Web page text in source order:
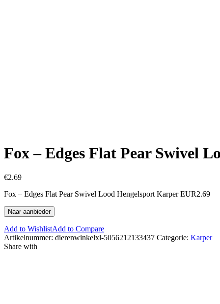
Fox – Edges Flat Pear Swivel
€2.69
Fox – Edges Flat Pear Swivel Lood Hengelsport Karper EUR2.69
Naar aanbieder
Add to WishlistAdd to Compare
Artikelnummer: dierenwinkelxl-5056212133437 Categorie: Karper
Share with